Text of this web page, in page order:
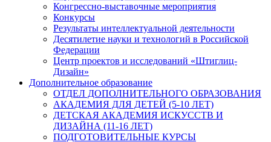
Конгрессно-выставочные мероприятия
Конкурсы
Результаты интеллектуальной деятельности
Десятилетие науки и технологий в Российской
Федерации
Центр проектов и исследований «Штиглиц-
Дизайн»
Дополнительное образование
ОТДЕЛ ДОПОЛНИТЕЛЬНОГО ОБРАЗОВАНИЯ
АКАДЕМИЯ ДЛЯ ДЕТЕЙ (5-10 ЛЕТ)
ДЕТСКАЯ АКАДЕМИЯ ИСКУССТВ И
ДИЗАЙНА (11-16 ЛЕТ)
ПОДГОТОВИТЕЛЬНЫЕ КУРСЫ